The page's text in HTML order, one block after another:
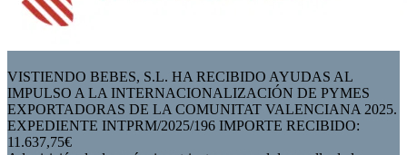
VISTIENDO BEBES, S.L. HA RECIBIDO AYUDAS AL
IMPULSO A LA INTERNACIONALIZACIÓN DE PYMES
EXPORTADORAS DE LA COMUNITAT VALENCIANA 2025.
EXPEDIENTE INTPRM/2025/196 IMPORTE RECIBIDO:
11.637,75€